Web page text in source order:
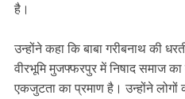
है।
उन्होंने कहा कि बाबा गरीबनाथ की
वीरभूमि मुजफ्फरपुर में निषाद समाज
एकजुटता का प्रमाण है। उन्होंने लोगों